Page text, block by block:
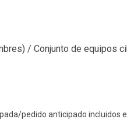
/ Conjunto de equipos
pedido anticipado incluidos